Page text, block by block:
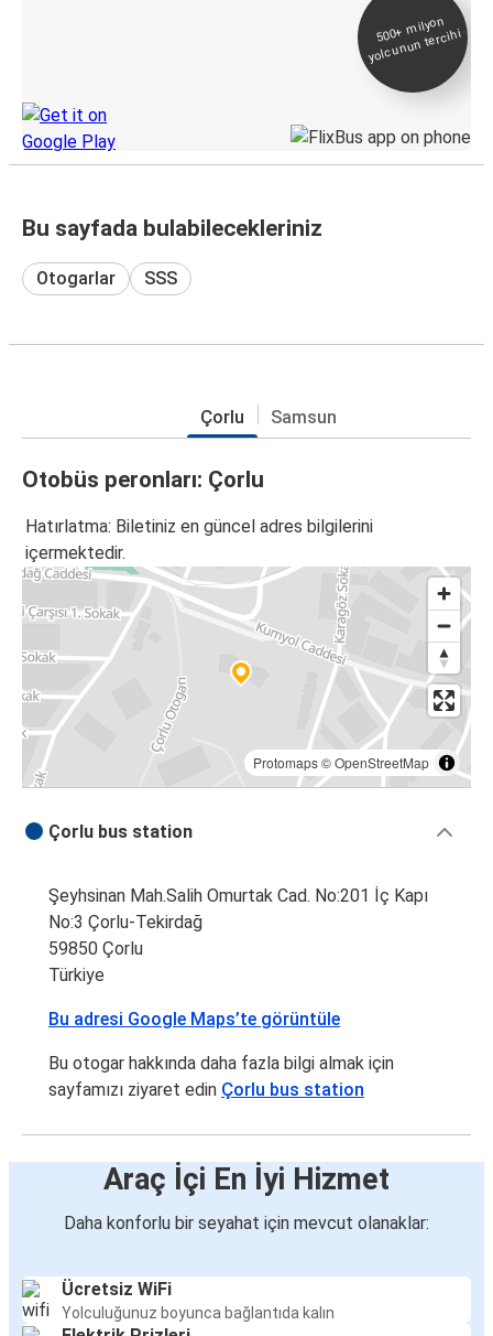
500+
milyon
yolcunun tercihi
Bu sayfada bulabilecekleriniz
Otogarlar SSS
Çorlu Samsun
Otobüs peronları: Çorlu
Hatırlatma: Biletiniz en güncel adres bilgilerini
içermektedir.
Protomaps©OpenStreetMap
Çorlu bus station
Şeyhsinan Mah.Salih Omurtak Cad. No:201 İç Kapı
No:3 Çorlu-Tekirdağ
59850 Çorlu
Türkiye
Bu adresi Google Maps’te görüntüle
Bu otogar hakkında daha fazla bilgi almak için
sayfamızı ziyaret edin Çorlu bus station
Araç İçi En İyi Hizmet
Daha konforlu bir seyahat için mevcut olanaklar:
Ücretsiz WiFi
Yolculuğunuz boyunca bağlantıda kalın